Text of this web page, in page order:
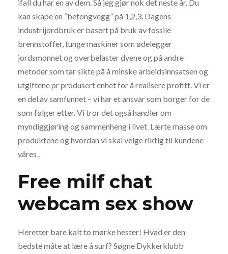
ifall du har en av dem. Så jeg gjør nok det neste år. Du
kan skape en “betongvegg” på 1,2,3. Dagens
industrijordbruk er basert på bruk av fossile
brennstoffer, tunge maskiner som ødelegger
jordsmonnet og overbelaster dyene og på andre
metoder som tar sikte på å minske arbeidsinnsatsen og
utgiftene pr produsert enhet for å realisere profitt. Vi er
en del av samfunnet – vi har et ansvar som borger for de
som følger etter. Vi tror det også handler om
myndiggjøring og sammenheng i livet. Lærte masse om
produktene og hvordan vi skal velge riktig til kundene
våres .
Free milf chat
webcam sex show
Heretter bare kalt to mørke hester! Hvad er den
bedste måte at lære å surf? Søgne Dykkerklubb